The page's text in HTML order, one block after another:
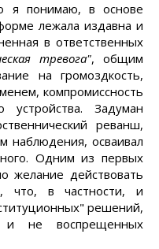
я понимаю, в основе
лежала издавна и
в ответственных
тревога", общим
на громоздкость,
компромиссность
устройства. Задуман
реванш,
наблюдения, осваивал
Одним из первых
желание действовать
что, в частности, и
решений,
не воспрещенных